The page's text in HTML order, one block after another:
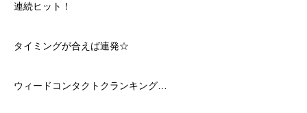
連続ヒット！
タイミングが合えば連発☆
ウィードコンタクトクランキング…